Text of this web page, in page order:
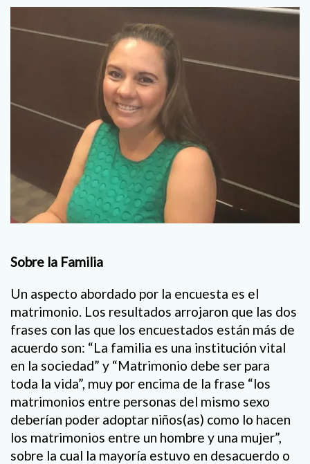
Sobre la Familia
Un aspecto abordado por la encuesta es el
matrimonio. Los resultados arrojaron que las dos
frases con las que los encuestados están más de
acuerdo son: “La familia es una institución vital
en la sociedad” y “Matrimonio debe ser para
toda la vida”, muy por encima de la frase “los
matrimonios entre personas del mismo sexo
deberían poder adoptar niños(as) como lo hacen
los matrimonios entre un hombre y una mujer”,
sobre la cual la mayoría estuvo en desacuerdo o